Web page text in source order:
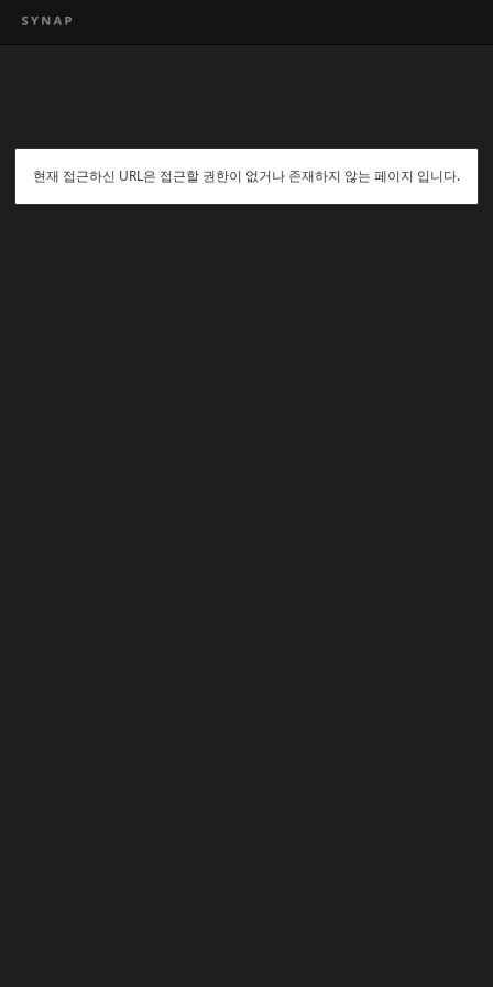
현재 접근하신 URL은 접근할 권한이 없거나 존재하지 않는 페이지 입니다.